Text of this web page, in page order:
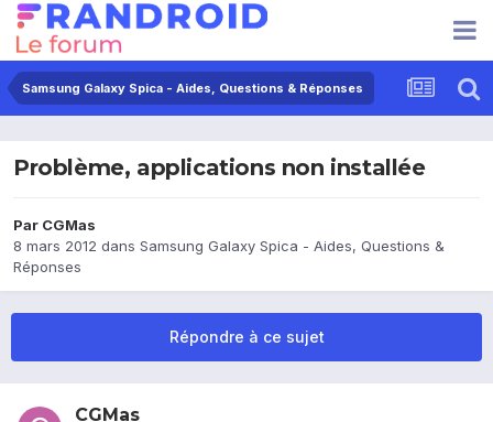
Samsung Galaxy Spica - Aides, Questions & Réponses
Problème, applications non installée
Par CGMas
8 mars 2012 dans Samsung Galaxy Spica - Aides, Questions &
Réponses
Répondre à ce sujet
CGMas